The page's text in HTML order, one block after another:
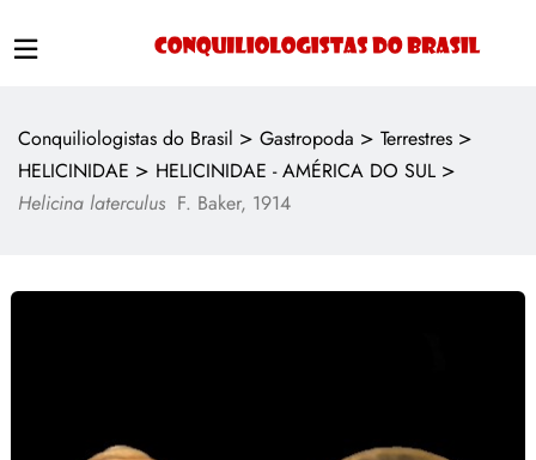
Conquiliologistas do Brasil > Gastropoda > Terrestres >
HELICINIDAE > HELICINIDAE - AMÉRICA DO SUL >
Helicina laterculus F. Baker, 1914